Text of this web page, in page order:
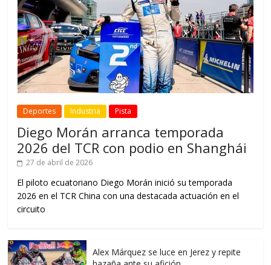
Deportes Industria Pista
Diego Morán arranca temporada
2026 del TCR con podio en Shanghái
27 de abril de 2026
El piloto ecuatoriano Diego Morán inició su temporada
2026 en el TCR China con una destacada actuación en el
circuito
Alex Márquez se luce en Jerez y repite